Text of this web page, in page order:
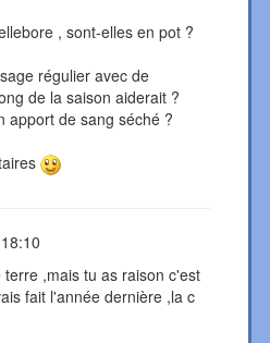
, sont-elles en pot ?
régulier avec de
de la saison aiderait ?
apport de sang séché ?
,mais tu as raison c'est
fait l'année dernière ,la c